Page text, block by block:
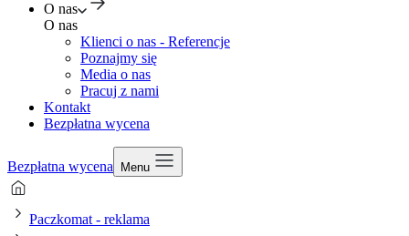
O nas
O nas
Klienci o nas - Referencje
Poznajmy się
Media o nas
Pracuj z nami
Kontakt
Bezpłatna wycena
Bezpłatna wycena Menu
Paczkomat - reklama